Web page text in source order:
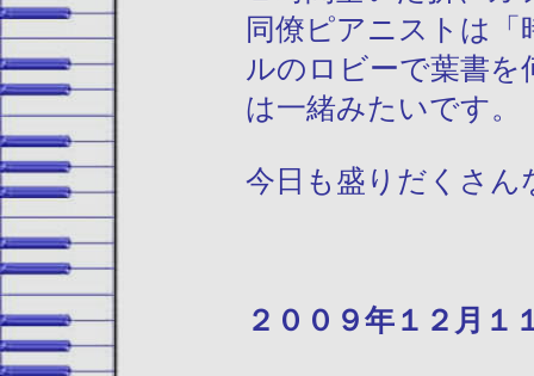
同僚ピアニストは
ルのロビーで葉書
は一緒みたいです。
今日も盛りだくさん
２００９年